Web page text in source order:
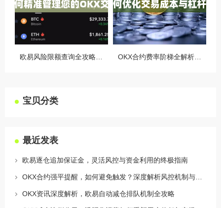
宝贝分类
最近发表
欧易逐仓追加保证金，灵活风控与资金利用的终极指南
OKX资讯深度解析，欧易自动减仓排队机制全攻略